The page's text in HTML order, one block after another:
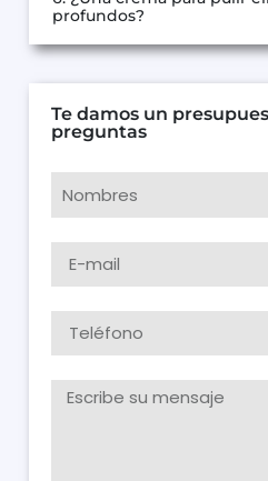
profundos?
Te damos un
preguntas